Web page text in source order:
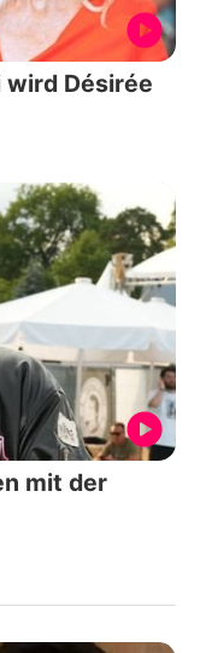
wird Désirée
mit der